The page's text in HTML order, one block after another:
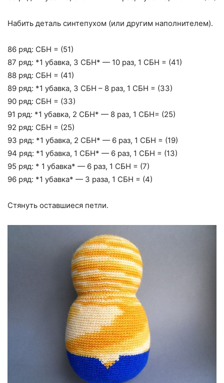
Набить деталь синтепухом (или другим наполнителем).
86 ряд: СБН = (51)
87 ряд: *1 убавка, 3 СБН* — 10 раз, 1 СБН = (41)
88 ряд: СБН = (41)
89 ряд: *1 убавка, 3 СБН – 8 раз, 1 СБН = (33)
90 ряд: СБН = (33)
91 ряд: *1 убавка, 2 СБН* — 8 раз, 1 СБН= (25)
92 ряд: СБН = (25)
93 ряд: *1 убавка, 2 СБН* — 6 раз, 1 СБН = (19)
94 ряд: *1 убавка, 1 СБН* — 6 раз, 1 СБН = (13)
95 ряд: * 1 убавка* — 6 раз, 1 СБН = (7)
96 ряд: *1 убавка* — 3 раза, 1 СБН = (4)
Стянуть оставшиеся петли.